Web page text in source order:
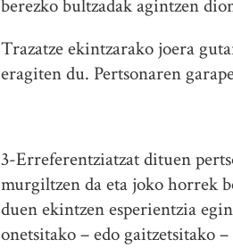
berezko bultzadak agintzen
Trazatze ekintzarako joera
eragiten du. Pertsonaren
3-Erreferentziatzat dituen
murgiltzen da eta joko horrek
duen ekintzen esperientzia
onetsitako – edo gaitzetsitako